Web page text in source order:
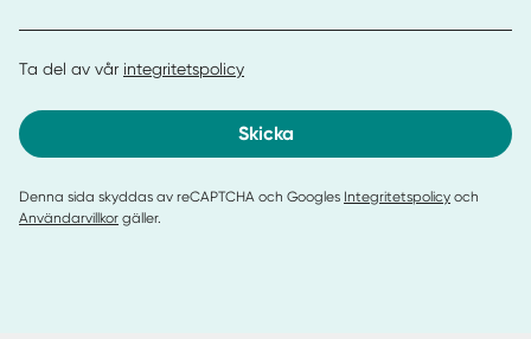
Ta del av vår integritetspolicy
Skicka
Denna sida skyddas av reCAPTCHA och Googles Integritetspolicy och
Användarvillkor gäller.